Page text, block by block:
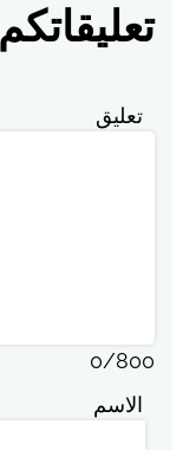
تعليقاتكم
تعليق
0/800
الاسم